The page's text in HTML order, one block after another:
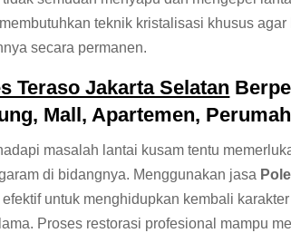
teknik kristalisasi khusus
secara permanen.
Teraso Jakarta Selatan
Mall, Apartemen,
masalah lantai kusam tentu
di bidangnya. Menggunakan jasa
untuk menghidupkan kembali
Proses restorasi profesional mampu